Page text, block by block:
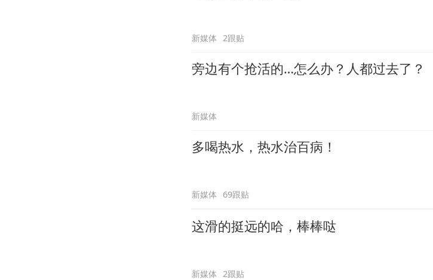
新媒体 2跟贴
旁边有个抢活的…怎么办？人都过去了？
新媒体
多喝热水，热水治百病！
新媒体 69跟贴
这滑的挺远的哈，棒棒哒
新媒体 2跟贴